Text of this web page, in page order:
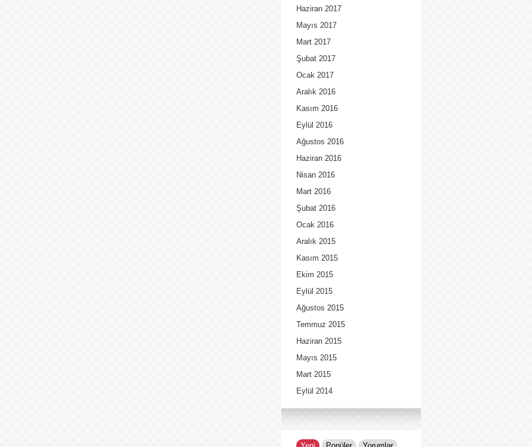
Haziran 2017
Mayıs 2017
Mart 2017
Şubat 2017
Ocak 2017
Aralık 2016
Kasım 2016
Eylül 2016
Ağustos 2016
Haziran 2016
Nisan 2016
Mart 2016
Şubat 2016
Ocak 2016
Aralık 2015
Kasım 2015
Ekim 2015
Eylül 2015
Ağustos 2015
Temmuz 2015
Haziran 2015
Mayıs 2015
Mart 2015
Eylül 2014